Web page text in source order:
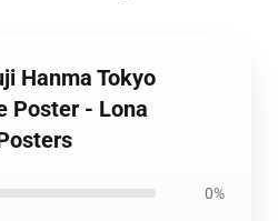
Hanma Tokyo
Poster - Lona
0%